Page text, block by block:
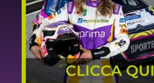
SCOPRI DI PIÙ